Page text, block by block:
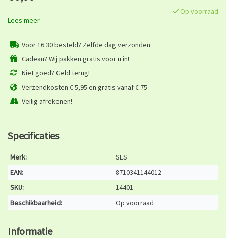
Op voorraad
Lees meer
Voor 16.30 besteld? Zelfde dag verzonden.
Cadeau? Wij pakken gratis voor u in!
Niet goed? Geld terug!
Verzendkosten € 5,95 en gratis vanaf € 75
Veilig afrekenen!
Specificaties
Merk:
SES
EAN:
8710341144012
SKU:
14401
Beschikbaarheid:
Op voorraad
Informatie